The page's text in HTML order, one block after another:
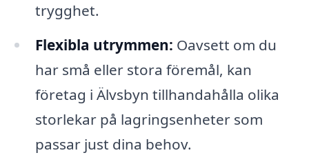
trygghet.
Flexibla utrymmen: Oavsett om du
har små eller stora föremål, kan
företag i Älvsbyn tillhandahålla olika
storlekar på lagringsenheter som
passar just dina behov.